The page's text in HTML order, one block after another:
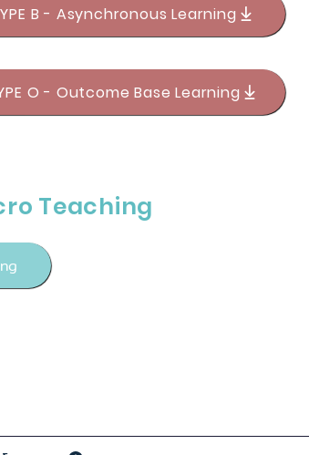
Teaching
B - Asynchronous Learning
O - Outcome Base Learning